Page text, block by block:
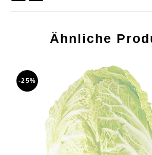
Ähnliche
-25%